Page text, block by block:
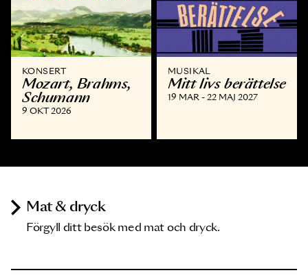
KONSERT
Mozart, Brahms,
Schumann
9 OKT 2026
MUSIKAL
Mitt livs berättelse
19 MAR - 22 MAJ 2027
Mat & dryck
Förgyll ditt besök med mat och dryck.